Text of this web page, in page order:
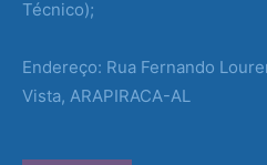
Técnico);
Endereço: Rua Fernando
Vista, ARAPIRACA-AL